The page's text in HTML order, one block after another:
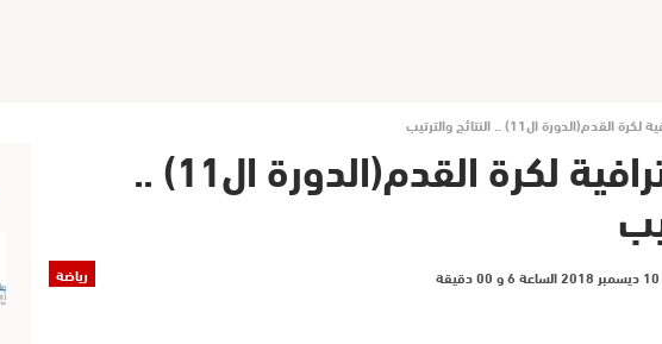
ال11) .. النتائج والترتيب
البطولة الاحترافية لكرة القدم(الدورة ال11) ..
رياضة 10 ديسمبر 2018 الساعة 6 و 00 دقيقة